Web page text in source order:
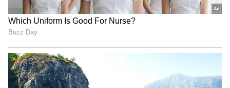
"ರಾಜಕೀಯ ಬೇಡ, ಸಿನಿಮಾನೇ ಪ್ರಾಣ":
ಕನಕೋತ್ಸವದಲ್ಲಿ ರಿಷಬ್ ಶೆಟ್ಟಿ | Rishab
Shetty speech | Suvarna News
ಶೇ.50 ರಿಂದ ಶೇ.18 ಕ್ಕೆ TAX ಇಳಿಕೆ: ಮೋದಿ-
ಟ್ರಂಪ್ ಐತಿಹಾಸಿಕ ಒಪ್ಪಂದ | India US